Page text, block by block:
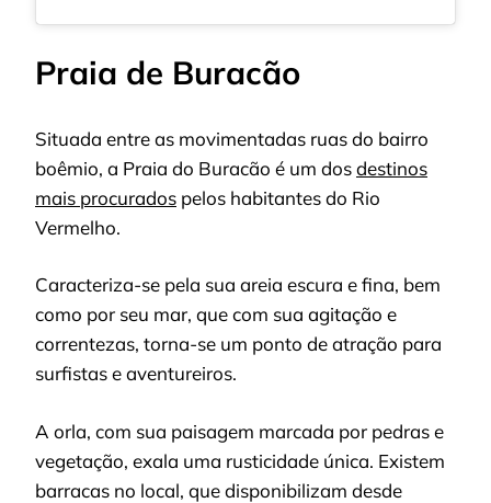
Praia de Buracão
Situada entre as movimentadas ruas do bairro
boêmio, a Praia do Buracão é um dosdestinos
mais procurados pelos habitantes do Rio
Vermelho.
Caracteriza-se pela sua areia escura e fina, bem
como por seu mar, que com sua agitação e
correntezas, torna-se um ponto de atração para
surfistas e aventureiros.
A orla, com sua paisagem marcada por pedras e
vegetação, exala uma rusticidade única. Existem
barracas no local, que disponibilizam desde